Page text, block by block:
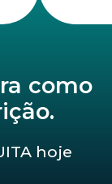
como
hoje